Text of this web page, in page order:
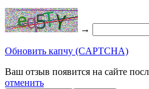
→
Обновить капчу (CAPTCHA)
Ваш отзыв появится на сайте
отменить